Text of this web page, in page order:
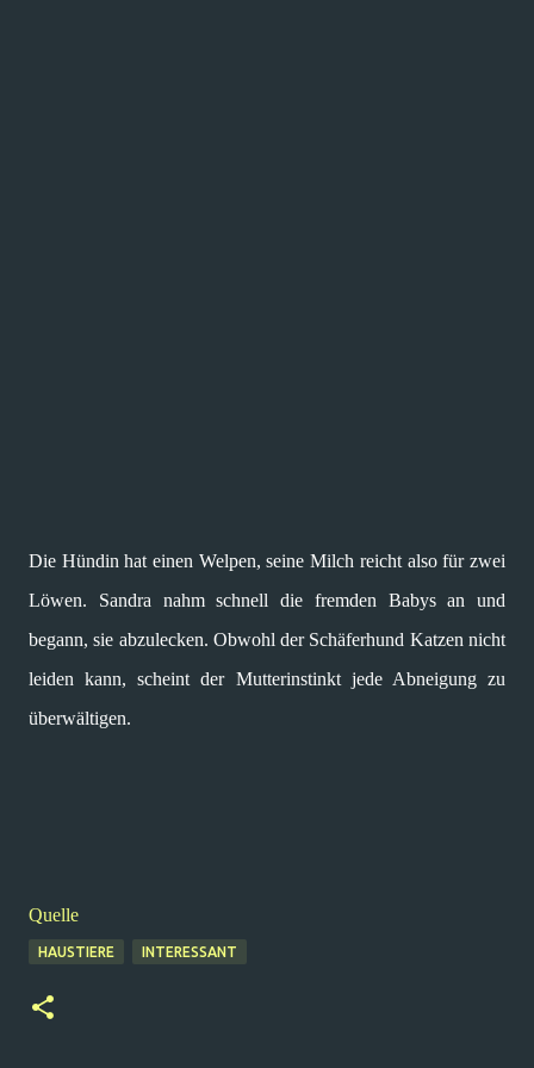
Die Hündin hat einen Welpen, seine Milch reicht also für zwei
Löwen. Sandra nahm schnell die fremden Babys an und
begann, sie abzulecken. Obwohl der Schäferhund Katzen nicht
leiden kann, scheint der Mutterinstinkt jede Abneigung zu
überwältigen.
Quelle
HAUSTIERE INTERESSANT